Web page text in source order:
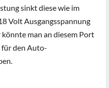
sinkt diese wie im
Volt Ausgangsspannung
man an diesem Port
für den Auto-